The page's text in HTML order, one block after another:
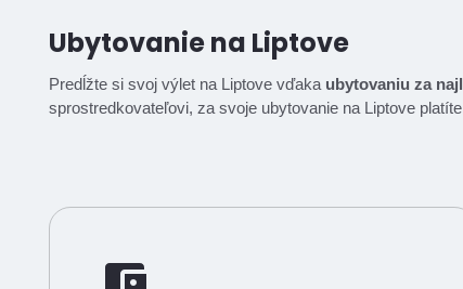
Ubytovanie na Liptove
Predĺžte si svoj výlet na Liptove vďaka ubytovaniu za
sprostredkovateľovi, za svoje ubytovanie na Liptove